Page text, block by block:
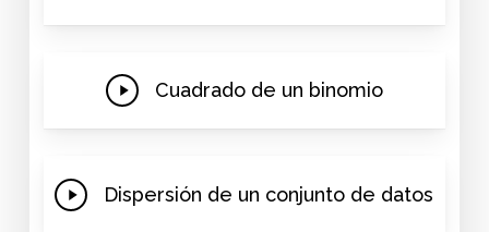
Play
Cuadrado de un binomio
Play
Dispersión de un conjunto de datos